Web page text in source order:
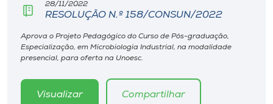
Biblioteca
Editora
Rádio
28/11/2022
RESOLUÇÃO N.º 158/CONSUN/2022
Aprova o Projeto Pedagógico do Curso de Pós-graduação,
Especialização, em Microbiologia Industrial, na modalidade
presencial, para oferta na Unoesc.
Visualizar Compartilhar